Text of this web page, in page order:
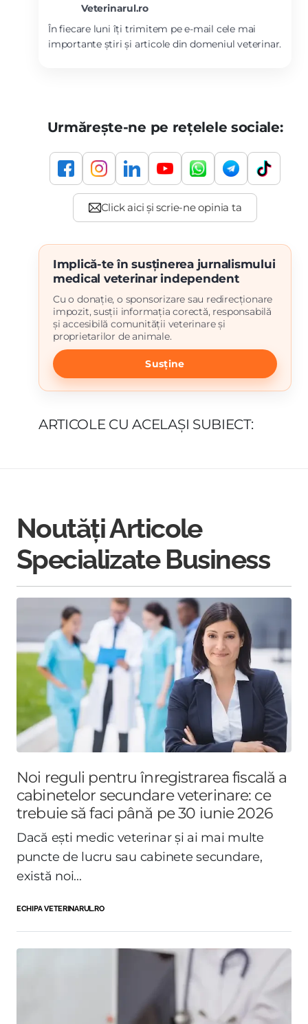
Veterinarul.ro
În fiecare luni îți trimitem pe e-mail cele mai
importante știri și articole din domeniul veterinar.
Urmărește-ne pe rețelele sociale:
Implică-te în susținerea jurnalismului
medical veterinar independent
Cu o donație, o sponsorizare sau redirecționare
impozit, susții informația corectă, responsabilă
și accesibilă comunității veterinare și
proprietarilor de animale.
Susține
ARTICOLE CU ACELAȘI SUBIECT:
Noutăți Articole
Specializate Business
Noi reguli pentru înregistrarea fiscală a
cabinetelor secundare veterinare: ce
trebuie să faci până pe 30 iunie 2026
Dacă ești medic veterinar și ai mai multe
puncte de lucru sau cabinete secundare,
există noi...
ECHIPA VETERINARUL.RO